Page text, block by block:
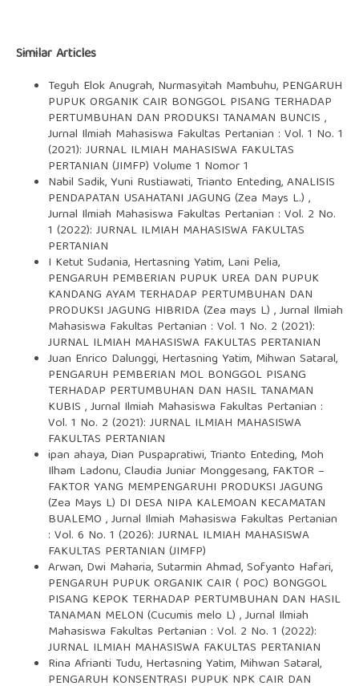
Similar Articles
Teguh Elok Anugrah, Nurmasyitah Mambuhu, PENGARUH
PUPUK ORGANIK CAIR BONGGOL PISANG TERHADAP
PERTUMBUHAN DAN PRODUKSI TANAMAN BUNCIS ,
Jurnal Ilmiah Mahasiswa Fakultas Pertanian : Vol. 1 No. 1
(2021): JURNAL ILMIAH MAHASISWA FAKULTAS
PERTANIAN (JIMFP) Volume 1 Nomor 1
Nabil Sadik, Yuni Rustiawati, Trianto Enteding,ANALISIS
PENDAPATAN USAHATANI JAGUNG (Zea Mays L.) ,
Jurnal Ilmiah Mahasiswa Fakultas Pertanian : Vol. 2 No.
1 (2022): JURNAL ILMIAH MAHASISWA FAKULTAS
PERTANIAN
I Ketut Sudania, Hertasning Yatim, Lani Pelia,
PENGARUH PEMBERIAN PUPUK UREA DAN PUPUK
KANDANG AYAM TERHADAP PERTUMBUHAN DAN
PRODUKSI JAGUNG HIBRIDA (Zea mays L) ,Jurnal Ilmiah
Mahasiswa Fakultas Pertanian : Vol. 1 No. 2 (2021):
JURNAL ILMIAH MAHASISWA FAKULTAS PERTANIAN
Juan Enrico Dalunggi, Hertasning Yatim, Mihwan Sataral,
PENGARUH PEMBERIAN MOL BONGGOL PISANG
TERHADAP PERTUMBUHAN DAN HASIL TANAMAN
KUBIS ,Jurnal Ilmiah Mahasiswa Fakultas Pertanian :
Vol. 1 No. 2 (2021): JURNAL ILMIAH MAHASISWA
FAKULTAS PERTANIAN
ipan ahaya, Dian Puspapratiwi, Trianto Enteding, Moh
Ilham Ladonu, Claudia Juniar Monggesang, FAKTOR –
FAKTOR YANG MEMPENGARUHI PRODUKSI JAGUNG
(Zea Mays L) DI DESA NIPA KALEMOAN KECAMATAN
BUALEMO ,Jurnal Ilmiah Mahasiswa Fakultas Pertanian
: Vol. 6 No. 1 (2026): JURNAL ILMIAH MAHASISWA
FAKULTAS PERTANIAN (JIMFP)
Arwan, Dwi Maharia, Sutarmin Ahmad, Sofyanto Hafari,
PENGARUH PUPUK ORGANIK CAIR ( POC) BONGGOL
PISANG KEPOK TERHADAP PERTUMBUHAN DAN HASIL
TANAMAN MELON (Cucumis melo L) ,Jurnal Ilmiah
Mahasiswa Fakultas Pertanian : Vol. 2 No. 1 (2022):
JURNAL ILMIAH MAHASISWA FAKULTAS PERTANIAN
Rina Afrianti Tudu, Hertasning Yatim, Mihwan Sataral,
PENGARUH KONSENTRASI PUPUK NPK CAIR DAN